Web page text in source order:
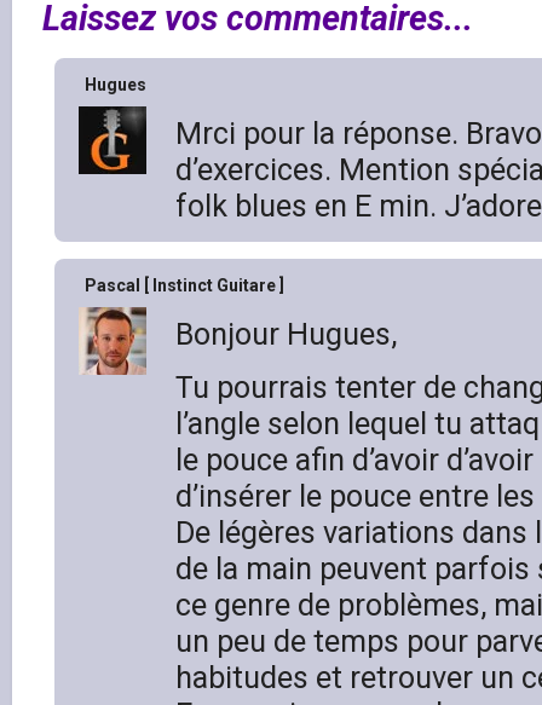
Laissez vos commentaires...
Hugues
Mrci pour la réponse.
d’exercices. Mention
folk blues en E min.
Pascal [ Instinct Guitare ]
Bonjour Hugues,
Tu pourrais tenter de
l’angle selon lequel tu
le pouce afin d’avoir
d’insérer le pouce entre
De légères variations
de la main peuvent
ce genre de problèmes,
un peu de temps pour
habitudes et retrouver un